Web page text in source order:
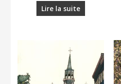
Lire la suite